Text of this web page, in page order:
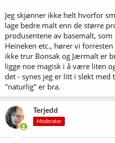
Jeg skjønner ikke helt hvorfor
lage bedre malt enn de større
produsentene av basemalt,
Heineken etc., hører vi
ikke trur Bonsak og Jærmalt er
ligge noe magisk i å være liten
det - synes jeg er litt i slekt med
"naturlig" er bra.
Terjedd
Moderator